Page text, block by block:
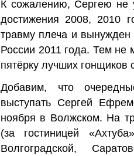
К сожалению, Сергею не
достижения 2008, 2010
травму плеча и вынужден
России 2011 года. Тем
пятёрку лучших гонщиков
Добавим, что
выступать Сергей
ноября в Волжском. На
(за гостиницей
Волгоградской,